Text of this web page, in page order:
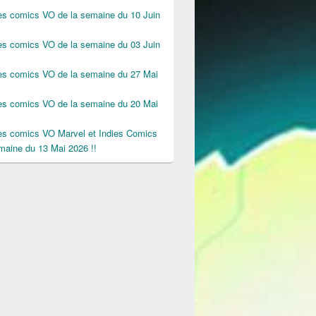
comics VO de la semaine du 10 Juin
comics VO de la semaine du 03 Juin
comics VO de la semaine du 27 Mai
comics VO de la semaine du 20 Mai
comics VO Marvel et Indies Comics
du 13 Mai 2026 !!